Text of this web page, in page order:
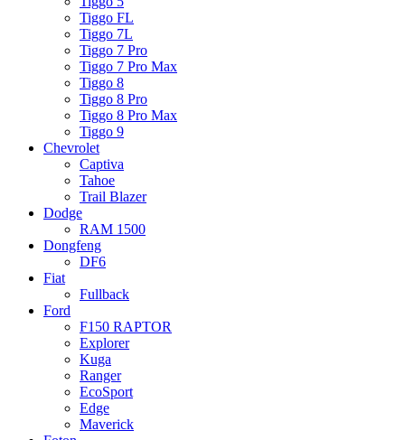
Tiggo FL
Tiggo 7L
Tiggo 7 Pro
Tiggo 7 Pro Max
Tiggo 8
Tiggo 8 Pro
Tiggo 8 Pro Max
Tiggo 9
Chevrolet
Captiva
Tahoe
Trail Blazer
Dodge
RAM 1500
Dongfeng
DF6
Fiat
Fullback
Ford
F150 RAPTOR
Explorer
Kuga
Ranger
EcoSport
Edge
Maverick